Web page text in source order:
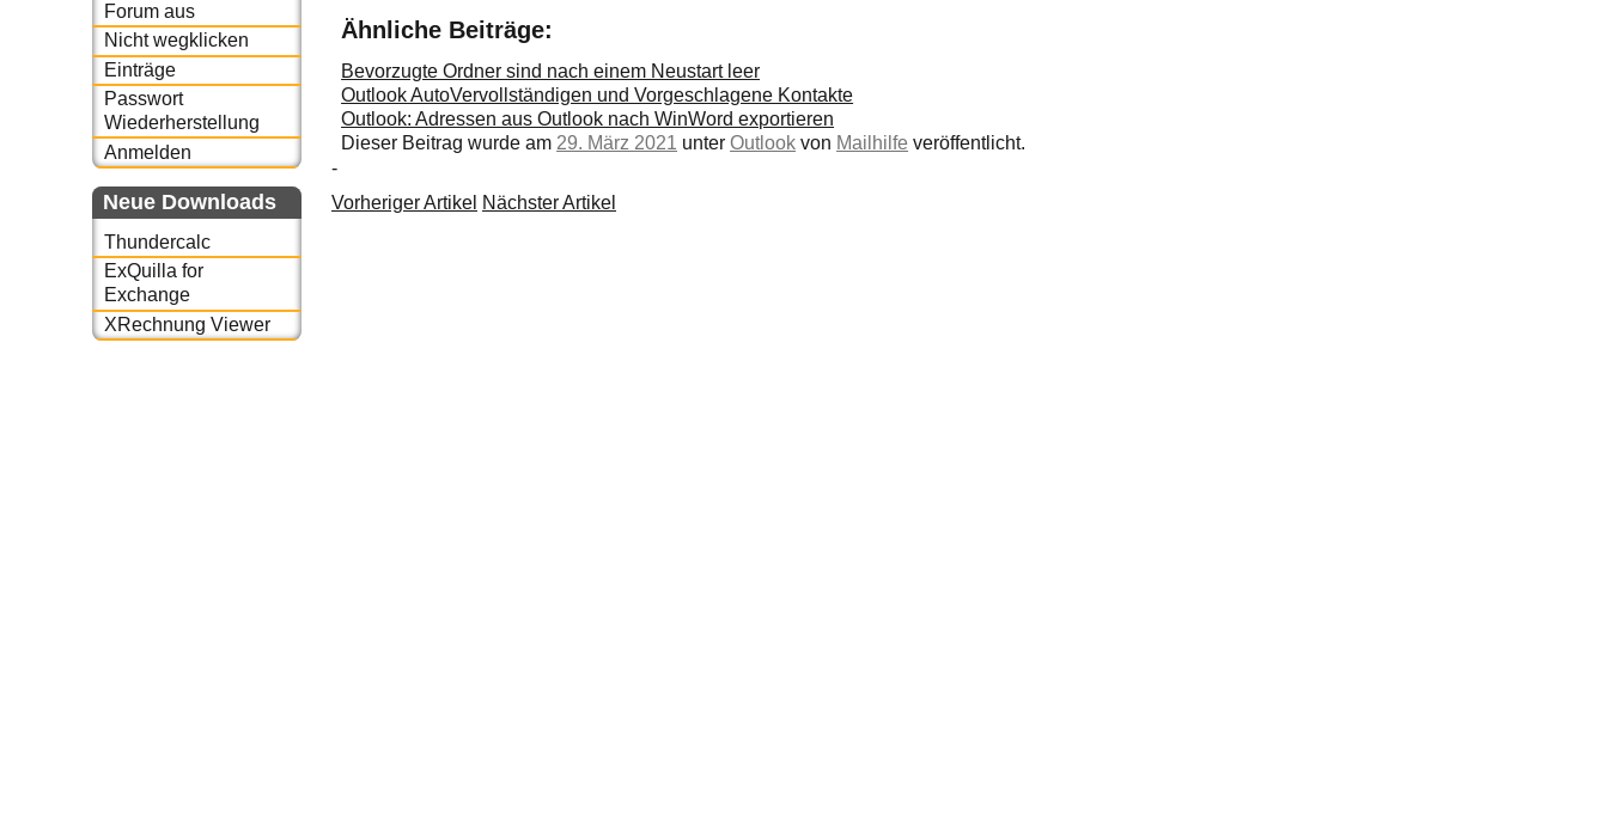
Forum aus
Nicht wegklicken
Einträge
Passwort
Wiederherstellung
Anmelden
Neue Downloads
Thundercalc
ExQuilla for
Exchange
XRechnung Viewer
Ähnliche Beiträge:
Bevorzugte Ordner sind nach einem Neustart leer
Outlook AutoVervollständigen und Vorgeschlagene Kontakte
Outlook: Adressen aus Outlook nach WinWord exportieren
Dieser Beitrag wurde am 29. März 2021 unterOutlook von Mailhilfe veröffentlicht.
-
Vorheriger Artikel Nächster Artikel